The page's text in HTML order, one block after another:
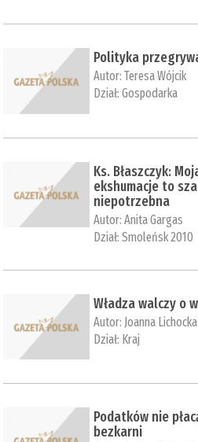
Polityka
Autor:Teresa Wójcik
Dział:Gospodarka
Ks. Błaszczyk:
ekshumacje to
niepotrzebna
Autor:Anita Gargas
Dział:Smoleńsk 2010
Władza walczy o
Autor: Joanna Lichocka
Dział: Kraj
Podatków nie
bezkarni